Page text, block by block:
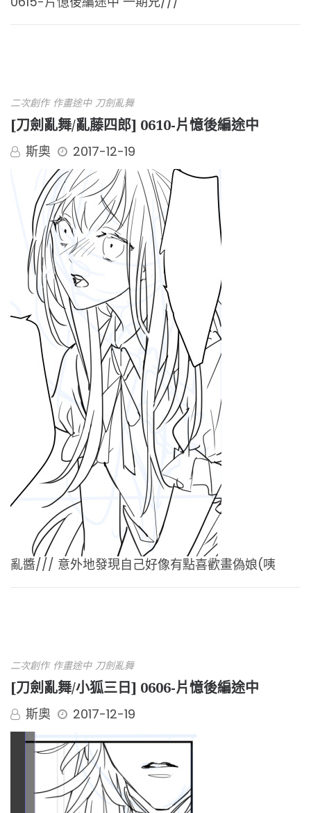
二次創作 作畫途中 刀劍亂舞
[刀劍亂舞/亂藤四郎] 0610-片憶後編途中
斯奧 2017-12-19
亂醬/// 意外地發現自己好像有點喜歡畫偽娘(咦
二次創作 作畫途中 刀劍亂舞
[刀劍亂舞/小狐三日] 0606-片憶後編途中
斯奧 2017-12-19